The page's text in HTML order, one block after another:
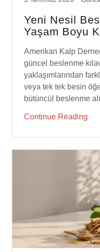
Yaşam Boyu
Amerikan Kalp
güncel beslenme
yaklaşımlarından
veya tek tek besin
bütüncül beslenme